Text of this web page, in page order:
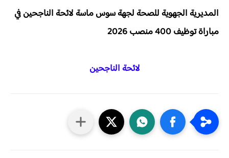
المديرية الجهوية للصحة لجهة سوس ماسةلائحة الناجحين في
مباراة توظيف 400 منصب 2026
لائحة الناجحين